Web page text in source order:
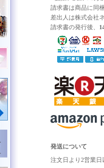
請求書は商品に同
差出人は株式会社
請求書の発行後、
発送について
注文日より2営業日